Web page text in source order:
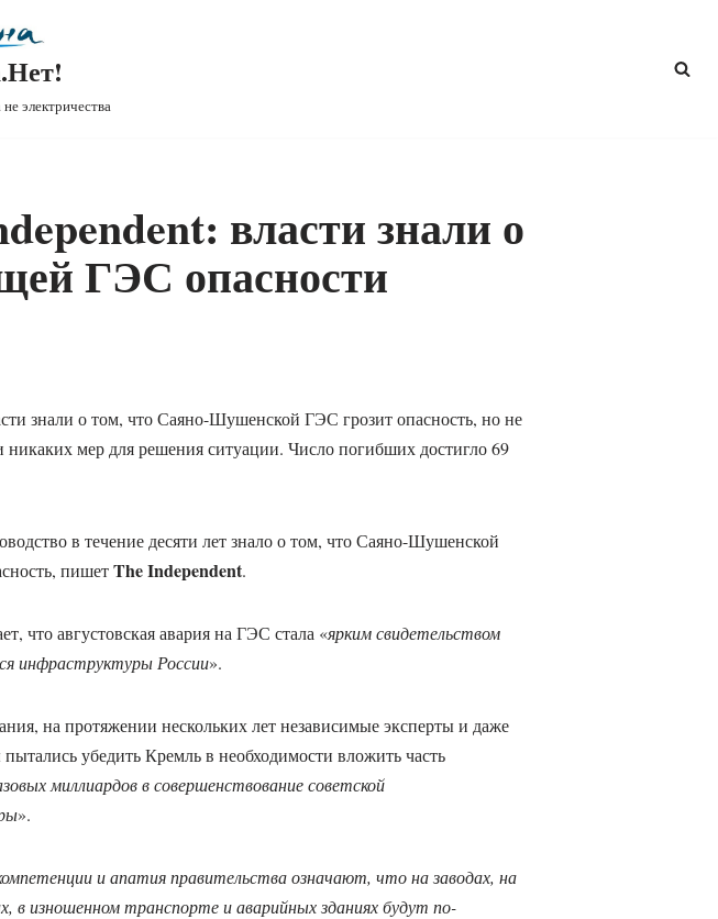
электричества
власти знали о
ГЭС опасности
знали о том, что Саяно-Шушенской ГЭС грозит опасность, но не
мер для решения ситуации. Число погибших достигло 69
в течение десяти лет знало о том, что Саяно-Шушенской
пишетThe Independent.
что августовская авария на ГЭС стала «ярким свидетельством
инфраструктуры России».
на протяжении нескольких лет независимые эксперты и даже
убедить Кремль в необходимости вложить часть
миллиардов в совершенствование советской
».
и апатия правительства означают, что на заводах, на
в изношенном транспорте и аварийных зданиях будут по-